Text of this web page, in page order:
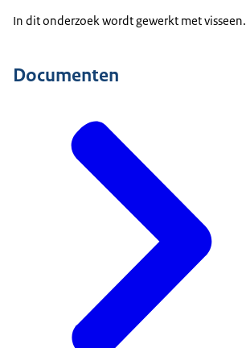
In dit onderzoek wordt gewerkt met visseen.
Documenten